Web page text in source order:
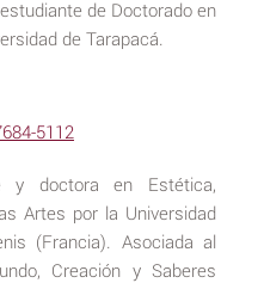
de Doctorado en
de Tarapacá.
5112
y doctora en Estética,
Artes por la Universidad
(Francia). Asociada al
Creación y Saberes